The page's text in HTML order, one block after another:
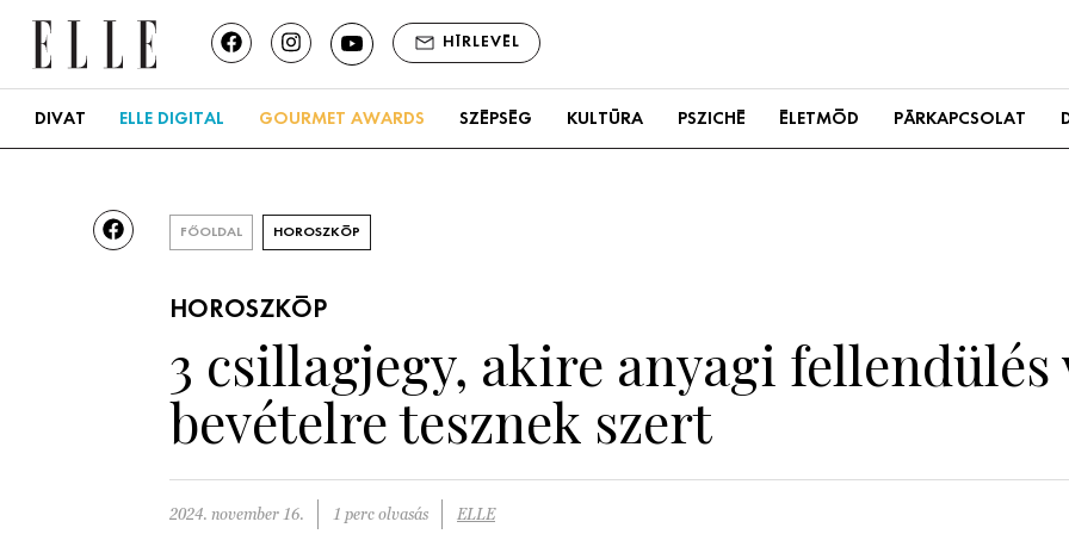
HÍRLEVÉL
DIVAT ELLE DIGITAL GOURMET AWARDS SZÉPSÉG KULTÚRA PSZICHÉ ÉLETMÓD PÁRKAPCSOLAT
FŐOLDAL HOROSZKÓP
HOROSZKÓP
3 csillagjegy, akire anyagi
bevételre tesznek szert
2024. november 16. 1 perc olvasás ELLE